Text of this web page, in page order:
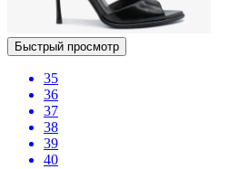
Быстрый просмотр
35
36
37
38
39
40